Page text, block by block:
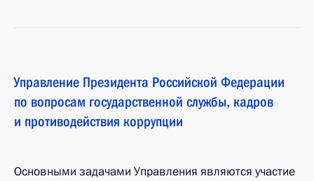
Управление Президента Российской Федерации
по вопросам государственной службы, кадров
и противодействия коррупции
Основными задачами Управления являются участие